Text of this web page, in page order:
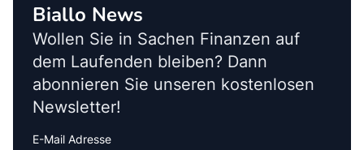
Biallo News
Wollen Sie in Sachen Finanzen auf
dem Laufenden bleiben? Dann
abonnieren Sie unseren kostenlosen
Newsletter!
E-Mail Adresse
Interests
Amount